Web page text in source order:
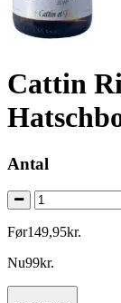
Cattin
Antal
Før149,95kr.
Nu99kr.